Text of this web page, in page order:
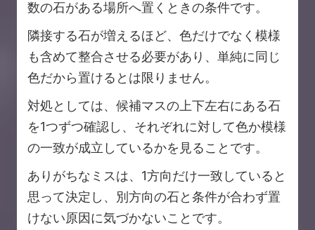
数の石がある場所へ置くときの条件です。
隣接する石が増えるほど、色だけでなく模様
も含めて整合させる必要があり、単純に同じ
色だから置けるとは限りません。
対処としては、候補マスの上下左右にある石
を1つずつ確認し、それぞれに対して色か模様
の一致が成立しているかを見ることです。
ありがちなミスは、1方向だけ一致していると
思って決定し、別方向の石と条件が合わず置
けない原因に気づかないことです。